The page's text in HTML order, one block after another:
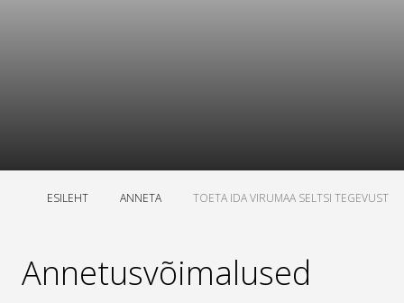
ESILEHT ANNETA TOETA IDA VIRUMAA SELTSI TEGEVUST
Annetusvõimalused